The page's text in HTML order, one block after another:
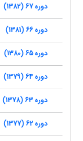
دوره 67 (1382)
دوره 66 (1381)
دوره 65 (1380)
دوره 64 (1379)
دوره 63 (1378)
دوره 62 (1377)